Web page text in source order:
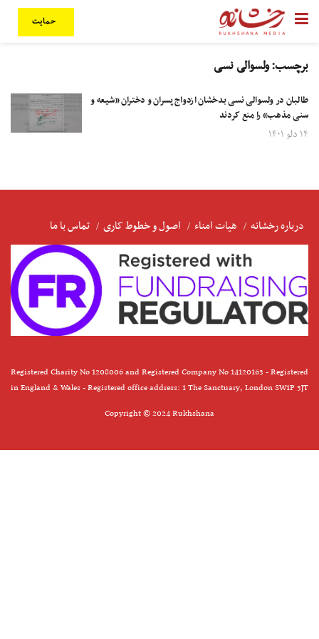
حمایت
برچسب:ولسوالی نسی
طالبان در ولسوالی نسی بدخشان ازدواج پسران و دختران «شیعه و
سنی مذهب» را منع کردند
۱۴ دلو ۱۴۰۱
درباره رخشانه هیات امناء اصول و خطوط کاری تماس با ما
Registered Charity No 1208006 and Registered Company No 14120163 - Registered
in England & Wales - Registered office address: 1 The Sanctuary, London SW1P 3JT
Copyright © 2024 Rukhshana